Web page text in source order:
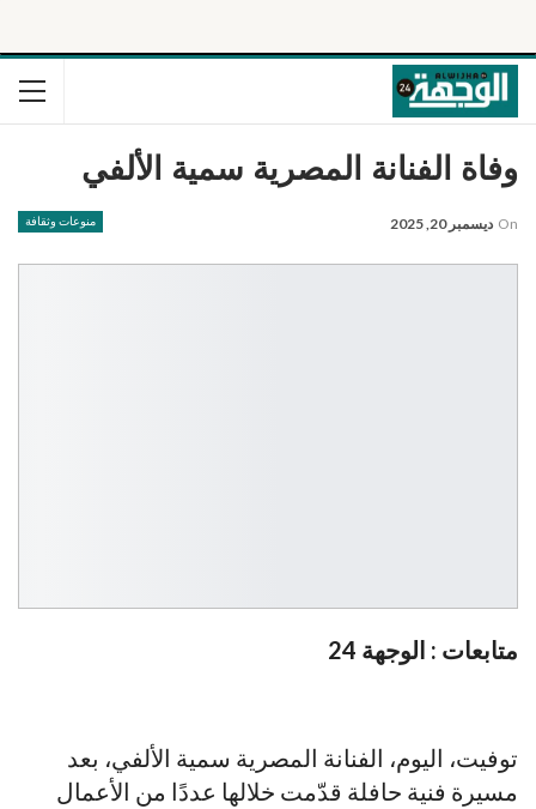
وفاة الفنانة المصرية سمية الألفي
منوعات وثقافة On ديسمبر 20, 2025
متابعات : الوجهة 24
توفيت، اليوم، الفنانة المصرية سمية الألفي، بعد
مسيرة فنية حافلة قدّمت خلالها عددًا من الأعمال